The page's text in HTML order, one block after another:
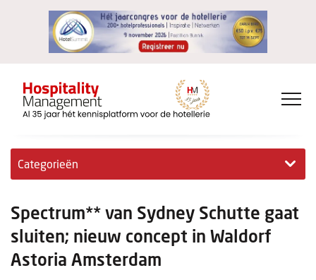
Categorieën
Hotelovernames
HM+
Spectrum** van Sydney Schutte gaat
sluiten; nieuw concept in Waldorf
Astoria Amsterdam